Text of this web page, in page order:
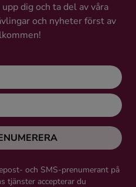
dig och ta del av våra
och nyheter först av
och SMS-prenumerant på
tjänster accepterar du